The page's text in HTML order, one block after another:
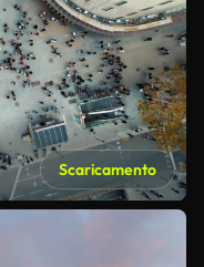
Scaricamento